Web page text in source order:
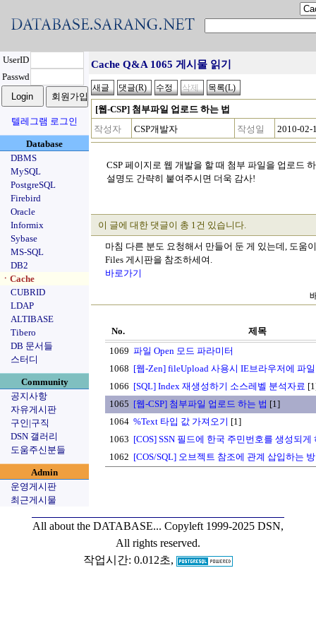
UserID
Passwd
텔레그램 로그인
Database
DBMS
MySQL
PostgreSQL
Firebird
Oracle
Informix
Sybase
MS-SQL
DB2
ㆍCache
CUBRID
LDAP
ALTIBASE
Tibero
DB 문서들
스터디
Community
공지사항
자유게시판
구인|구직
DSN 갤러리
도움주신분들
Admin
운영게시판
최근게시물
Cache Q&A 1065 게시물 읽기
[웹-CSP] 첨부파일 업로드 하는 법
작성자
CSP개발자 작성일 2010-02-
CSP 페이지로 웹 개발을 할 때 첨부 파일을 업로드
설명도 간략히 붙여주시면 더욱 감사!
이 글에 대한 댓글이 총 1건 있습니다.
마침 다른 분도 요청해서 만들어 둔 게 있는데, 도움
Files 게시판을 참조하세여.
바로가기
No.
제목
1069 파일 Open 모드 파라미터
1068 [웹-Zen] fileUpload 사용시 IE브라우저에 파
1066 [SQL] Index 재생성하기 소스레벨 분석자료
1065 [웹-CSP] 첨부파일 업로드 하는 법 [1]
1064 %Text 타입 값 가져오기 [1]
1063 [COS] SSN 필드에 한국 주민번호를 생성되게
1062 [COS/SQL] 오브젝트 참조에 관계 삽입하는
All about the DATABASE... Copyleft 1999-2025 DSN,
All rights reserved.
작업시간: 0.012초,